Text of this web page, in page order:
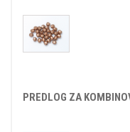
PREDLOG ZA